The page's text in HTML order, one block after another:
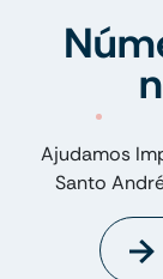
Ajudamos
Santo